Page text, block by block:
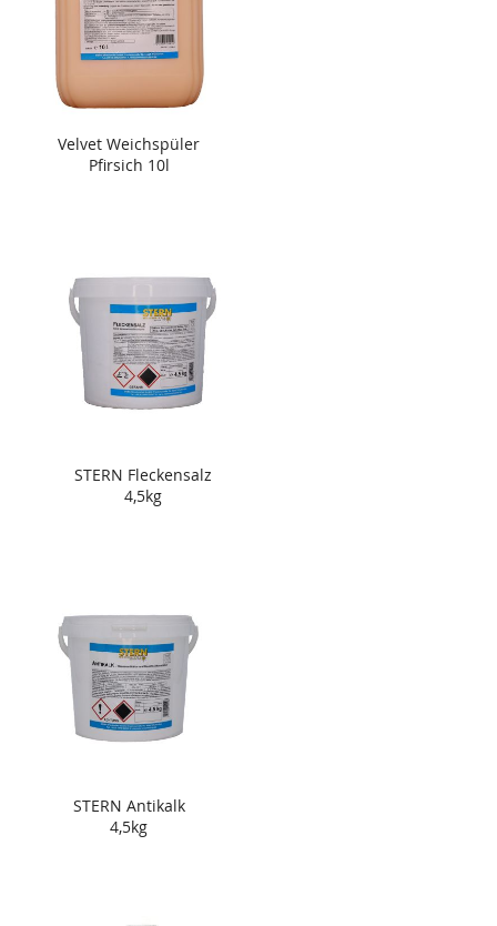
Velvet Weichspüler
Pfirsich 10l
STERN Fleckensalz
4,5kg
STERN Antikalk
4,5kg